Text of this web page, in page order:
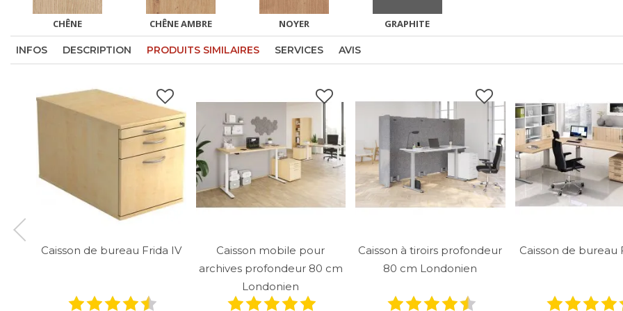
CHÊNE CHÊNE AMBRE NOYER GRAPHITE
INFOS DESCRIPTION PRODUITS SIMILAIRES SERVICES AVIS
Caisson de bureau Frida IV
Caisson mobile pour
archives profondeur 80 cm
Londonien
Caisson à tiroirs profondeur
80 cm Londonien
Caisson de bureau